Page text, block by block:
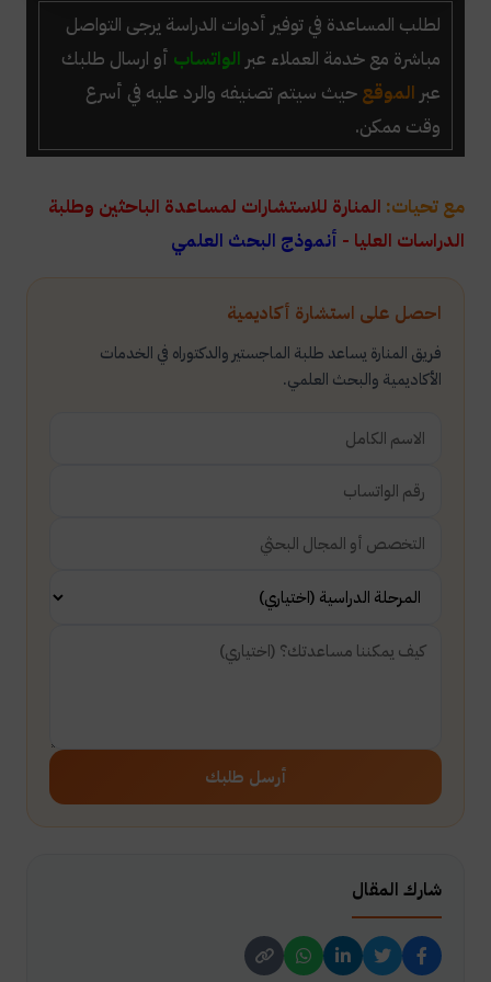
احصل على استشارة أكاديمية
فريق المنارة يساعد طلبة الماجستير والدكتوراه في الخدمات
الأكاديمية والبحث العلمي.
أرسل طلبك
شارك المقال
لطلب المساعدة في توفير أدوات الدراسة يرجى التواصل
مباشرة مع خدمة العملاء عبر الواتساب أو ارسال طلبك
عبر الموقع حيث سيتم تصنيفه والرد عليه في أسرع
وقت ممكن.
مع تحيات: المنارة للاستشارات لمساعدة الباحثين وطلبة
الدراسات العليا - أنموذج البحث العلمي